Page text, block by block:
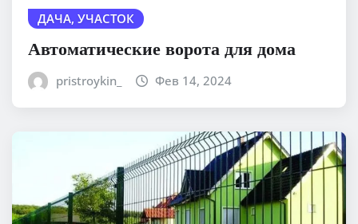
ДАЧА, УЧАСТОК
Автоматические ворота для дома
pristroykin_ Фев 14, 2024